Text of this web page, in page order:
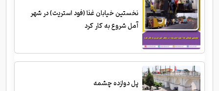
نخستین خیابان غذا (فود استریت) در شهر
آمل شروع به کار کرد
پل دوازده چشمه